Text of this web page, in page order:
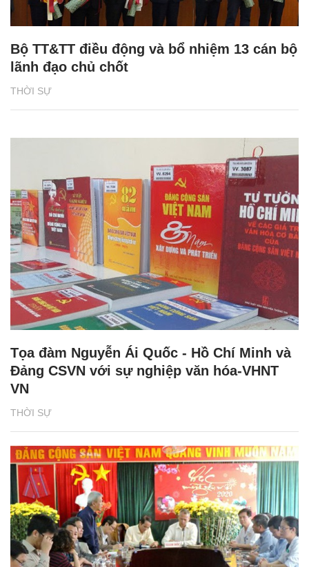
THỜI SỰ
Bộ TT&TT điều động và bổ nhiệm 13 cán bộ
lãnh đạo chủ chốt
THỜI SỰ
Tọa đàm Nguyễn Ái Quốc - Hồ Chí Minh và
Đảng CSVN với sự nghiệp văn hóa-VHNT
VN